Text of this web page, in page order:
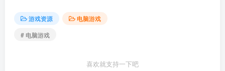
游戏资源
电脑游戏
# 电脑游戏
喜欢就支持一下吧